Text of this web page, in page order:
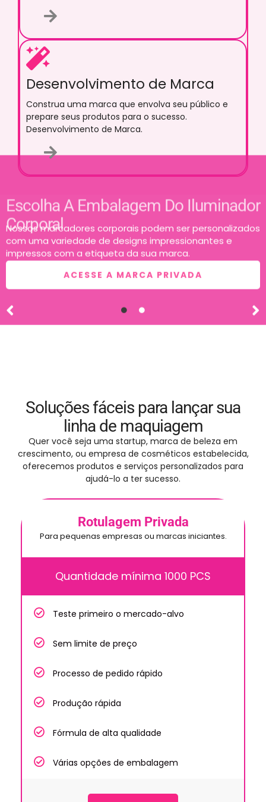
Desenvolvimento de Marca
Construa uma marca que envolva seu público e
prepare seus produtos para o sucesso.
Desenvolvimento de Marca.
Escolha A Embalagem Do Iluminador
Corporal
com uma variedade de designs impressionantes e
impressos com a etiqueta da sua marca.
ACESSE A MARCA PRIVADA
Soluções fáceis para lançar sua
linha de maquiagem
Quer você seja uma startup, marca de beleza em
crescimento, ou empresa de cosméticos estabelecida,
oferecemos produtos e serviços personalizados para
ajudá-lo a ter sucesso.
Rotulagem Privada
Para pequenas empresas ou marcas iniciantes.
Quantidade mínima 1000 PCS
Teste primeiro o mercado-alvo
Sem limite de preço
Processo de pedido rápido
Produção rápida
Fórmula de alta qualidade
Várias opções de embalagem